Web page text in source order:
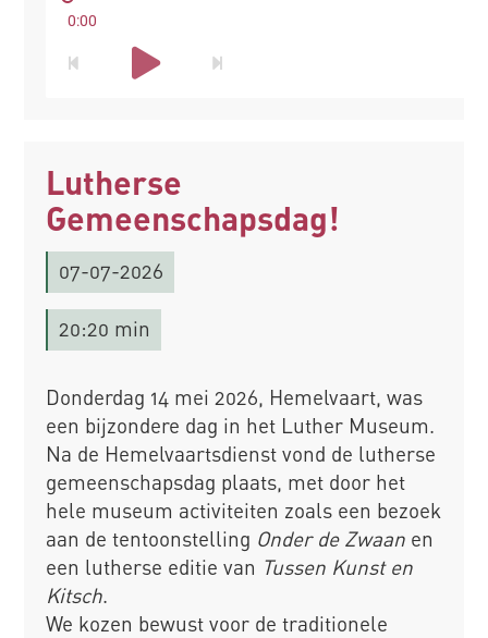
0:00
Lutherse
Gemeenschapsdag!
07-07-2026
20:20 min
Donderdag 14 mei 2026, Hemelvaart, was
een bijzondere dag in het Luther Museum.
Na de Hemelvaartsdienst vond de lutherse
gemeenschapsdag plaats, met door het
hele museum activiteiten zoals een bezoek
aan de tentoonstelling Onder de Zwaan en
een lutherse editie van Tussen Kunst en
Kitsch.
We kozen bewust voor de traditionele